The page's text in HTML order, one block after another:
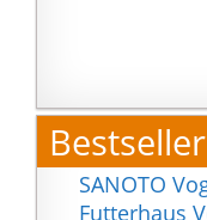
SANOTO
Futterhaus